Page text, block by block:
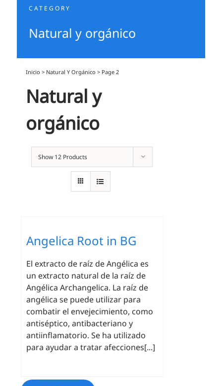
CATEGORY
Natural y orgánico
Inicio > Natural Y Orgánico > Page 2
Natural y
orgánico
Show 12 Products
Angelica Root in BG
El extracto de raíz de Angélica es
un extracto natural de la raíz de
Angélica Archangelica. La raíz de
angélica se puede utilizar para
combatir el envejecimiento, como
antiséptico, antibacteriano y
antiinflamatorio. Se ha utilizado
para ayudar a tratar afecciones[...]